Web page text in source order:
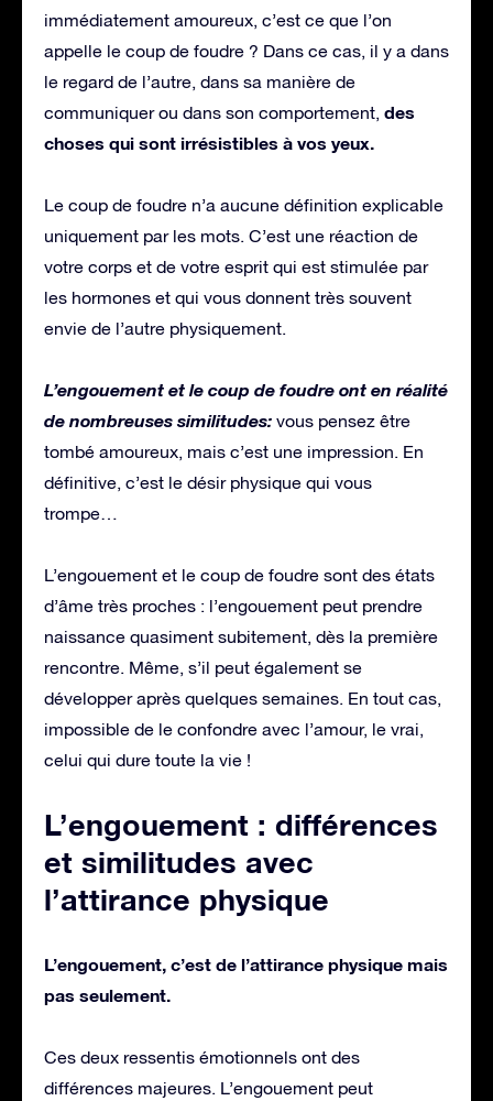
immédiatement amoureux, c’est ce que l’on
appelle le coup de foudre ? Dans ce cas, il y a dans
le regard de l’autre, dans sa manière de
communiquer ou dans son comportement, des
choses qui sont irrésistibles à vos yeux.
Le coup de foudre n’a aucune définition explicable
uniquement par les mots. C’est une réaction de
votre corps et de votre esprit qui est stimulée par
les hormones et qui vous donnent très souvent
envie de l’autre physiquement.
L’engouement et le coup de foudre ont en réalité
de nombreuses similitudes: vous pensez être
tombé amoureux, mais c’est une impression. En
définitive, c’est le désir physique qui vous
trompe…
L’engouement et le coup de foudre sont des états
d’âme très proches : l’engouement peut prendre
naissance quasiment subitement, dès la première
rencontre. Même, s’il peut également se
développer après quelques semaines. En tout cas,
impossible de le confondre avec l’amour, le vrai,
celui qui dure toute la vie !
L’engouement : différences
et similitudes avec
l’attirance physique
L’engouement, c’est de l’attirance physique mais
pas seulement.
Ces deux ressentis émotionnels ont des
différences majeures. L’engouement peut